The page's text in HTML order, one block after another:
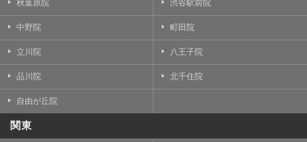
秋葉原院 渋谷駅前院
中野院 町田院
立川院 八王子院
品川院 北千住院
自由が丘院
関東